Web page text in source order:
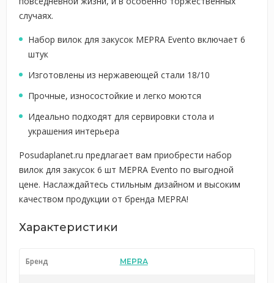
случаях.
Набор вилок для закусок MEPRA Evento включает 6
штук
Изготовлены из нержавеющей стали 18/10
Прочные, износостойкие и легко моются
Идеально подходят для сервировки стола и
украшения интерьера
Posudaplanet.ru предлагает вам приобрести набор
вилок для закусок 6 шт MEPRA Evento по выгодной
цене. Наслаждайтесь стильным дизайном и высоким
качеством продукции от бренда MEPRA!
Характеристики
Бренд MEPRA